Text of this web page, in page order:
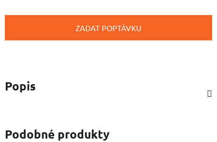
ZADAT POPTÁVKU
Popis
Podobné produkty